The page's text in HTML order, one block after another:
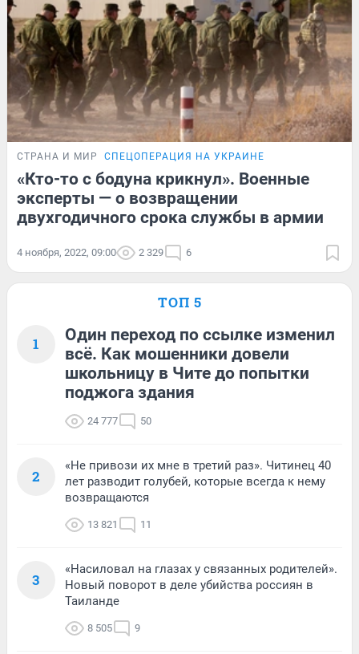
СТРАНА И МИР СПЕЦОПЕРАЦИЯ НА УКРАИНЕ
«Кто-то с бодуна крикнул». Военные
эксперты — о возвращении
двухгодичного срока службы в армии
4 ноября, 2022, 09:00 2 329 6
ТОП 5
1
Один переход по ссылке изменил
всё. Как мошенники довели
школьницу в Чите до попытки
поджога здания
24 777 50
2
«Не привози их мне в третий раз». Читинец 40
лет разводит голубей, которые всегда к нему
возвращаются
13 821 11
3
«Насиловал на глазах у связанных родителей».
Новый поворот в деле убийства россиян в
Таиланде
8 505 9